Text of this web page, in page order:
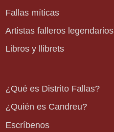
Fallas míticas
Artistas falleros legendarios
Libros y llibrets
¿Qué es Distrito Fallas?
¿Quién es Candreu?
Escríbenos